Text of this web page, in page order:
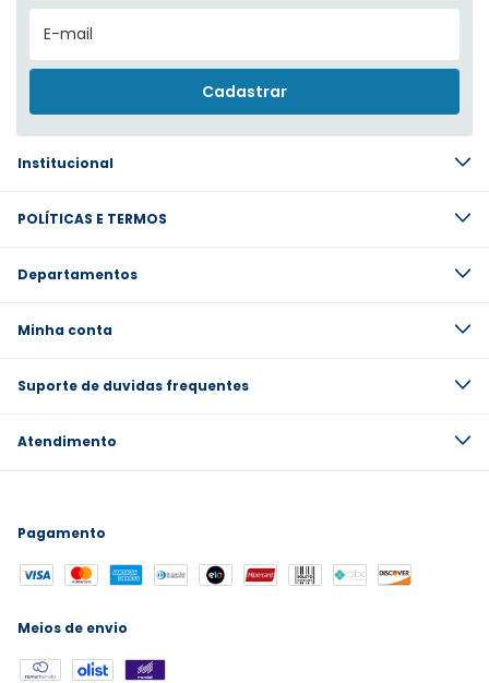
Institucional
POLÍTICAS E TERMOS
Departamentos
Minha conta
Suporte de duvidas frequentes
Atendimento
Pagamento
Meios de envio